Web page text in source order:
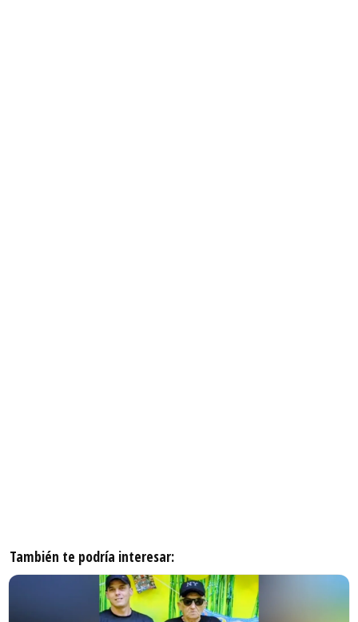
También te podría interesar: